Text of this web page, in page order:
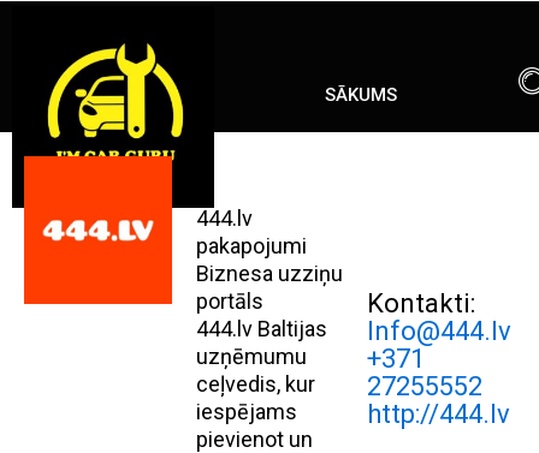
SĀKUMS
444.lv
pakapojumi
Biznesa uzziņu
portāls
444.lv Baltijas
uzņēmumu
ceļvedis, kur
iespējams
pievienot un
Kontakti:
Info@444.lv
+371
27255552
http://444.lv